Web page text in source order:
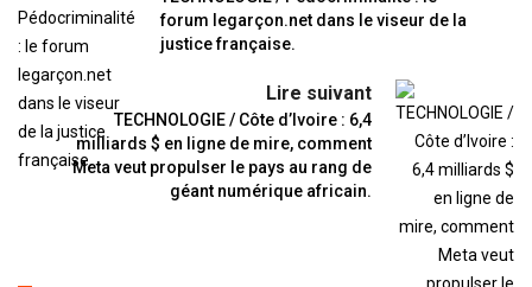
forum legarçon.net dans le viseur de la
justice française.
Lire suivant
TECHNOLOGIE / Côte d’Ivoire : 6,4
milliards $ en ligne de mire, comment
Meta veut propulser le pays au rang de
géant numérique africain.